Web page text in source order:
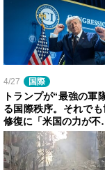
4/27 国際
トランプが“最強の軍
る国際秩序。それで
修復に「米国の力が